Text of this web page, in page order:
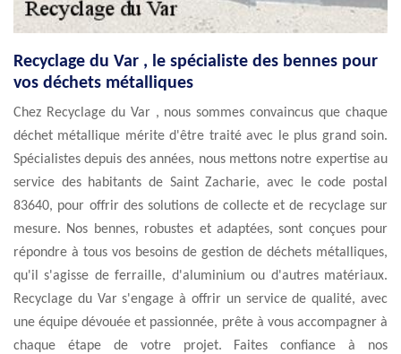
Recyclage du Var , le spécialiste des bennes pour
vos déchets métalliques
Chez Recyclage du Var , nous sommes convaincus que chaque
déchet métallique mérite d'être traité avec le plus grand soin.
Spécialistes depuis des années, nous mettons notre expertise au
service des habitants de Saint Zacharie, avec le code postal
83640, pour offrir des solutions de collecte et de recyclage sur
mesure. Nos bennes, robustes et adaptées, sont conçues pour
répondre à tous vos besoins de gestion de déchets métalliques,
qu'il s'agisse de ferraille, d'aluminium ou d'autres matériaux.
Recyclage du Var s'engage à offrir un service de qualité, avec
une équipe dévouée et passionnée, prête à vous accompagner à
chaque étape de votre projet. Faites confiance à nos